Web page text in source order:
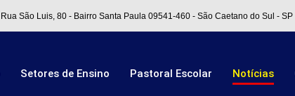
Rua São Luis, 80 - Bairro Santa Paula 09541-460 - São Caetano do Sul - SP
Setores de Ensino Pastoral Escolar Notícias